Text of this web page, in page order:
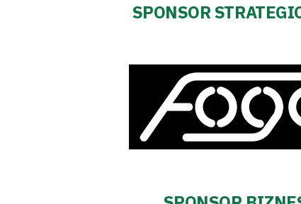
SPONSOR